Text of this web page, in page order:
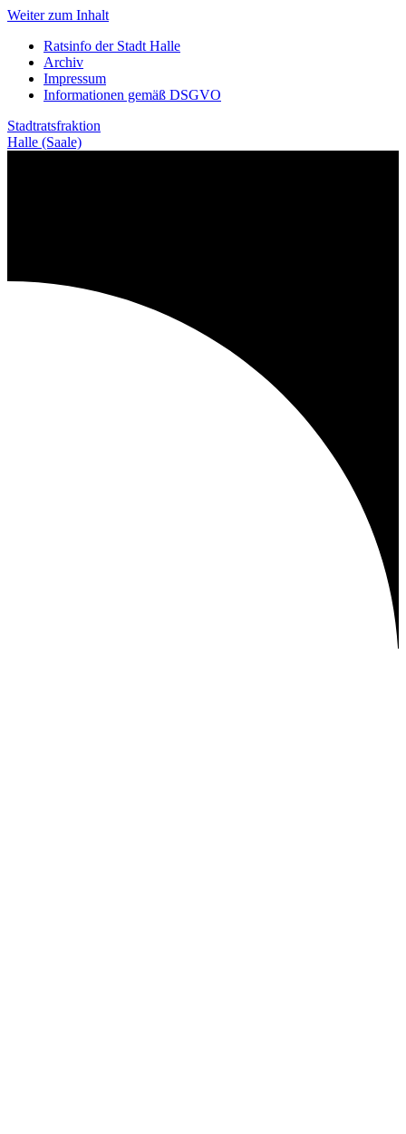
Weiter zum Inhalt
Ratsinfo der Stadt Halle
Archiv
Impressum
Informationen gemäß DSGVO
Stadtratsfraktion
Halle (Saale)